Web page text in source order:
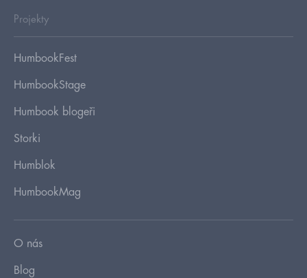
Projekty
HumbookFest
HumbookStage
Humbook blogeři
Storki
Humblok
HumbookMag
O nás
Blog